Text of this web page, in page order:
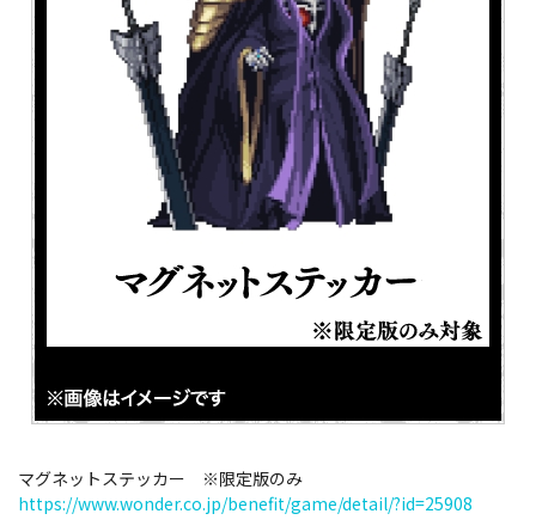
マグネットステッカー ※限定版のみ
https://www.wonder.co.jp/benefit/game/detail/?id=25908